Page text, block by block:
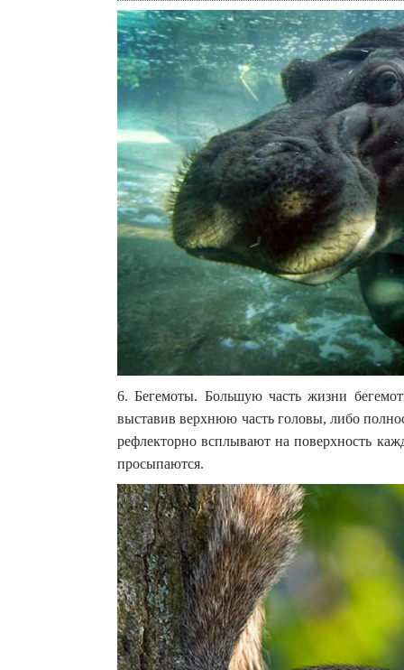
6. Бегемоты. Большую часть жизни
выставив верхнюю часть головы, либо
рефлекторно всплывают на поверхность
просыпаются.